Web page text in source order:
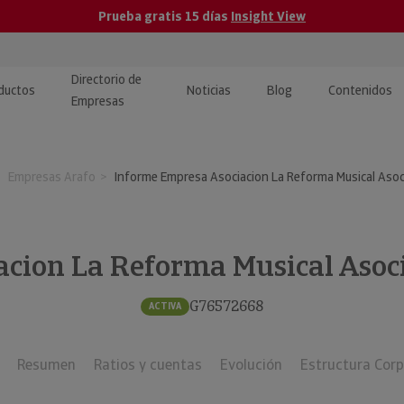
Prueba gratis 15 días Insight View
y ERP
· Recuperación de
Directorio de
Empresas
Noticias Blog Contenidos
y tutoriales
Investigada
Empresas Arafo Informe Empresa Asociacion La Reforma Musical
La Reforma Musical
ACTIVA G76572668
Resumen Ratios y cuentas Evolución Estructura